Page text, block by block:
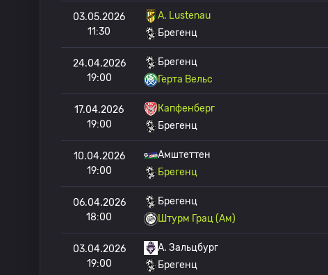
03.05.2026
11:30
A. Lustenau
Брегенц
24.04.2026
19:00
Брегенц
Герта Вельс
17.04.2026
19:00
Капфенберг
Брегенц
10.04.2026
19:00
Амштеттен
Брегенц
06.04.2026
18:00
Брегенц
Штурм Грац (Ам)
03.04.2026
19:00
A. Зальцбург
Брегенц